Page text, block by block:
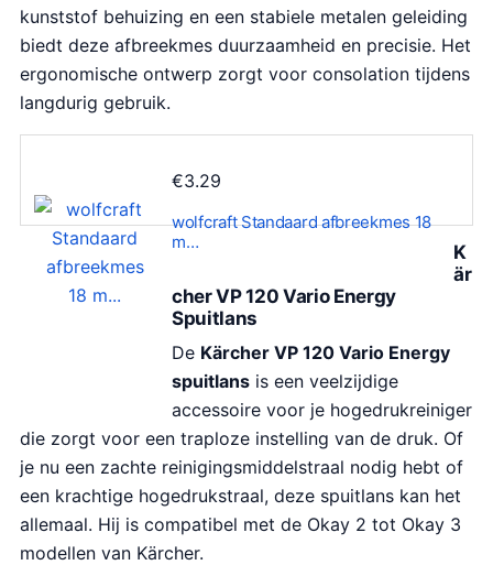
l
i
j
e
i
w
s
:
€
1
,
7
9
j
s
i
:
,
9
0
0
.
kunststof behuizing en een stabiele metalen geleiding
biedt deze afbreekmes duurzaamheid en precisie. Het
ergonomische ontwerp zorgt voor consolation tijdens
langdurig gebruik.
€3.29
wolfcraft Standaard afbreekmes 18
m…
K
är
cher VP 120 Vario Energy
Spuitlans
De Kärcher VP 120 Vario Energy
spuitlans is een veelzijdige
accessoire voor je hogedrukreiniger
die zorgt voor een traploze instelling van de druk. Of
je nu een zachte reinigingsmiddelstraal nodig hebt of
een krachtige hogedrukstraal, deze spuitlans kan het
allemaal. Hij is compatibel met de Okay 2 tot Okay 3
modellen van Kärcher.